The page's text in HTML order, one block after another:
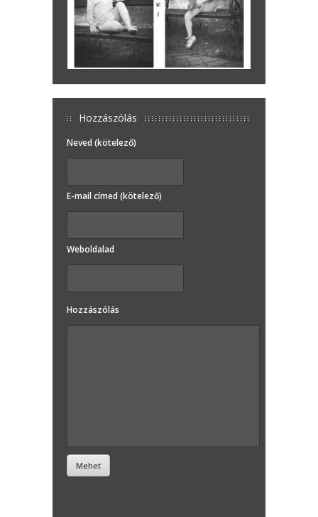
Hozzászólás
Neved (kötelező)
E-mail címed (kötelező)
Weboldalad
Hozzászólás